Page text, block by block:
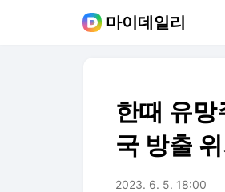
마이데일리
한때 유
국 방출
2023. 6. 5. 18:00